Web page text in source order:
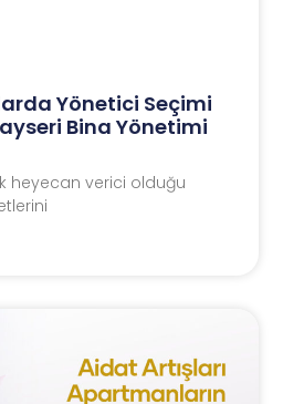
Yönetici Seçimi
Bina Yönetimi
heyecan verici olduğu